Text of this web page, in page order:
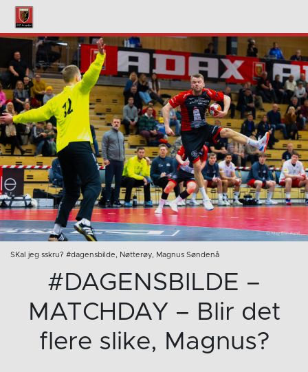
SKal jeg sskru? #dagensbilde, Nøtterøy, Magnus Søndenå
#DAGENSBILDE –
MATCHDAY – Blir det
flere slike, Magnus?